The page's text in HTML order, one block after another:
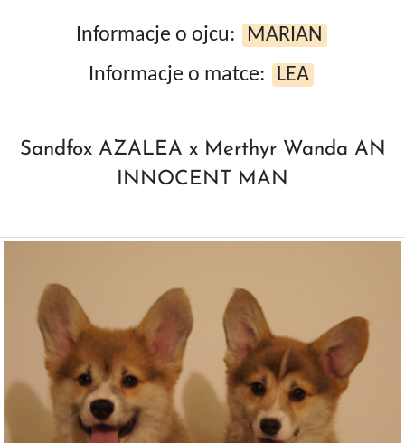
Informacje o ojcu:
MARIAN
Informacje o matce:
LEA
Sandfox AZALEA x Merthyr Wanda AN
INNOCENT MAN